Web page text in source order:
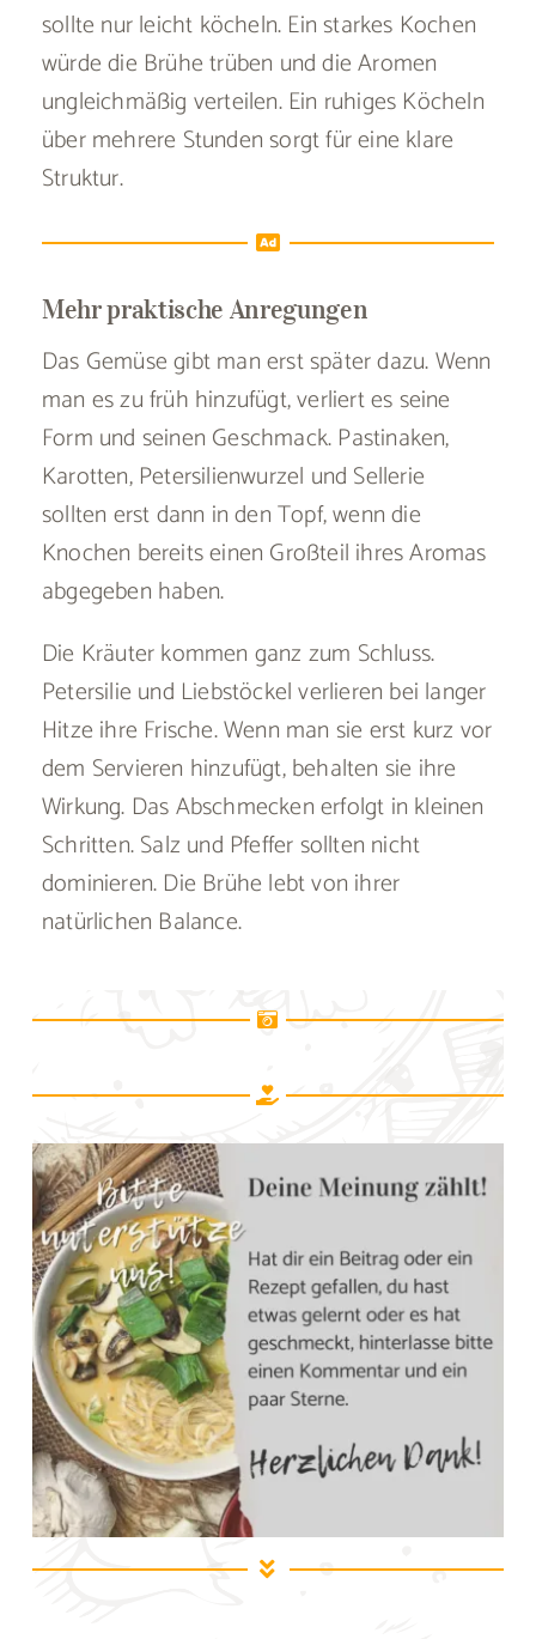
sollte nur leicht köcheln. Ein starkes Kochen
würde die Brühe trüben und die Aromen
ungleichmäßig verteilen. Ein ruhiges Köcheln
über mehrere Stunden sorgt für eine klare
Struktur.
Mehr praktische Anregungen
Das Gemüse gibt man erst später dazu. Wenn
man es zu früh hinzufügt, verliert es seine
Form und seinen Geschmack. Pastinaken,
Karotten, Petersilienwurzel und Sellerie
sollten erst dann in den Topf, wenn die
Knochen bereits einen Großteil ihres Aromas
abgegeben haben.
Die Kräuter kommen ganz zum Schluss.
Petersilie und Liebstöckel verlieren bei langer
Hitze ihre Frische. Wenn man sie erst kurz vor
dem Servieren hinzufügt, behalten sie ihre
Wirkung. Das Abschmecken erfolgt in kleinen
Schritten. Salz und Pfeffer sollten nicht
dominieren. Die Brühe lebt von ihrer
natürlichen Balance.